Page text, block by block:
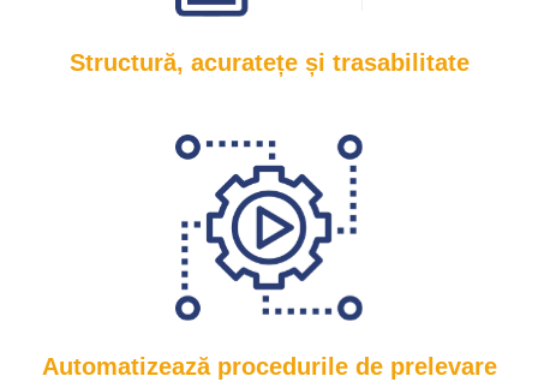
Structură, acuratețe și trasabilitate
Automatizează procedurile de prelevare